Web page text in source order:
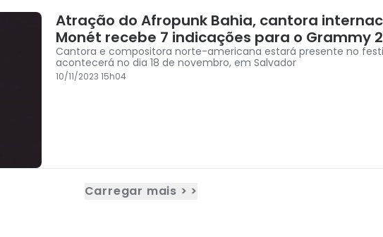
Atração do Afropunk Bahia, cantora
Monét recebe 7 indicações para o Grammy
Cantora e compositora norte-americana estará presente no
acontecerá no dia 18 de novembro, em Salvador
10/11/2023 15h04
Carregar mais > >